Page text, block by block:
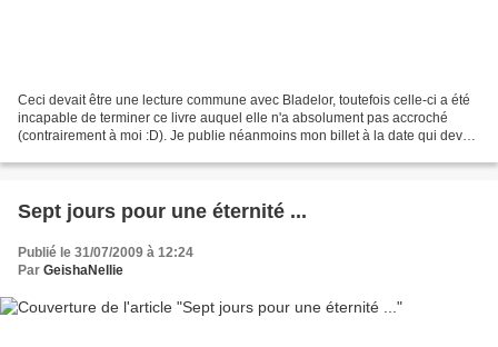
Ceci devait être une lecture commune avec Bladelor, toutefois celle-ci a été
incapable de terminer ce livre auquel elle n'a absolument pas accroché
(contrairement à moi :D). Je publie néanmoins mon billet à la date qui devait
Sept jours pour une éternité ...
Publié le 31/07/2009 à 12:24
Par GeishaNellie